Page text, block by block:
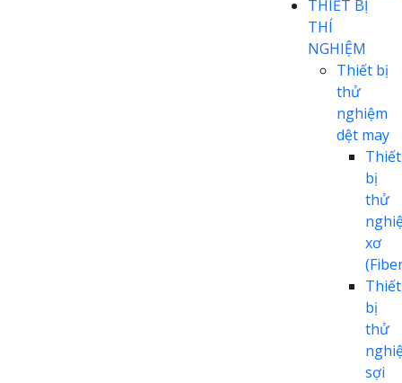
THIẾT BỊ
THÍ
NGHIỆM
Thiết bị
thử
nghiệm
dệt may
Thiết
bị
thử
xơ
Thiết
bị
thử
sợi